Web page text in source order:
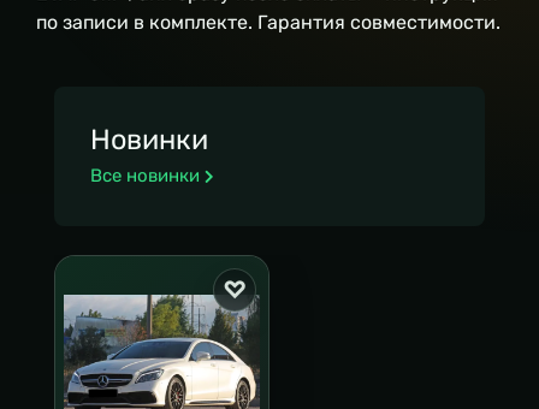
по записи в комплекте. Гарантия совместимости.
Новинки
Все новинки